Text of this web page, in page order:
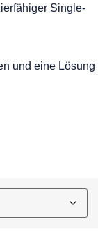
Single-
und eine Lösung